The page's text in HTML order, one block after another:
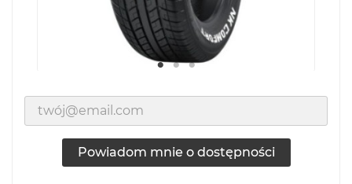
Powiadom mnie o dostępności